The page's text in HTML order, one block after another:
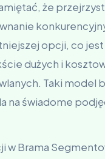
że
opcji, co
dużych i
Taki model
na świadome
w Brama